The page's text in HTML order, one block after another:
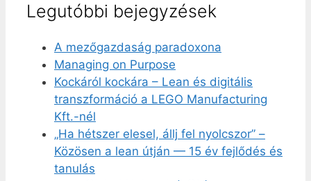
Legutóbbi bejegyzések
A mezőgazdaság paradoxona
Managing on Purpose
Kockáról kockára – Lean és digitális
transzformáció a LEGO Manufacturing
Kft.-nél
„Ha hétszer elesel, állj fel nyolcszor” –
Közösen a lean útján — 15 év fejlődés és
tanulás